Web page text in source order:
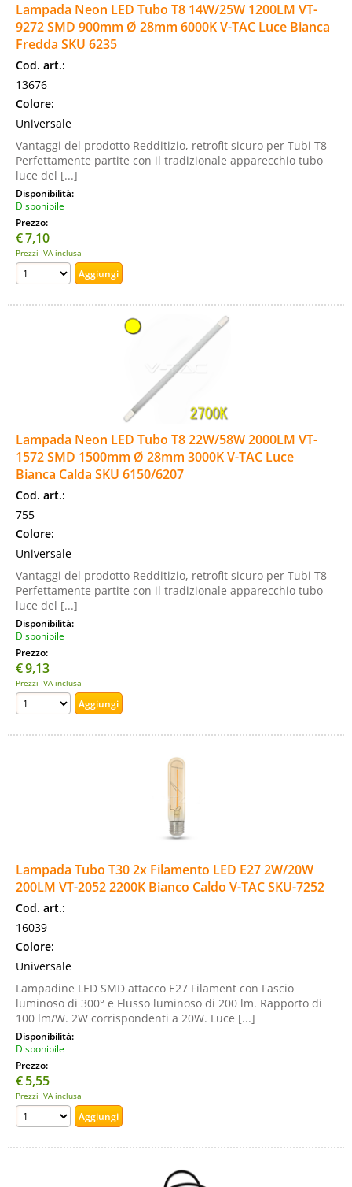
Lampada Neon LED Tubo T8 14W/25W 1200LM VT-
9272 SMD 900mm Ø 28mm 6000K V-TAC Luce Bianca
Fredda SKU 6235
Cod. art.:
13676
Colore:
Universale
Vantaggi del prodotto Redditizio, retrofit sicuro per Tubi T8
Perfettamente partite con il tradizionale apparecchio tubo
luce del [...]
Disponibilità:
Disponibile
Prezzo:
€7,10
Prezzi IVA inclusa
Lampada Neon LED Tubo T8 22W/58W 2000LM VT-
1572 SMD 1500mm Ø 28mm 3000K V-TAC Luce
Bianca Calda SKU 6150/6207
Cod. art.:
755
Colore:
Universale
Vantaggi del prodotto Redditizio, retrofit sicuro per Tubi T8
Perfettamente partite con il tradizionale apparecchio tubo
luce del [...]
Disponibilità:
Disponibile
Prezzo:
€9,13
Prezzi IVA inclusa
Lampada Tubo T30 2x Filamento LED E27 2W/20W
200LM VT-2052 2200K Bianco Caldo V-TAC SKU-7252
Cod. art.:
16039
Colore:
Universale
Lampadine LED SMD attacco E27 Filament con Fascio
luminoso di 300° e Flusso luminoso di 200 lm. Rapporto di
100 lm/W. 2W corrispondenti a 20W. Luce [...]
Disponibilità:
Disponibile
Prezzo:
€5,55
Prezzi IVA inclusa